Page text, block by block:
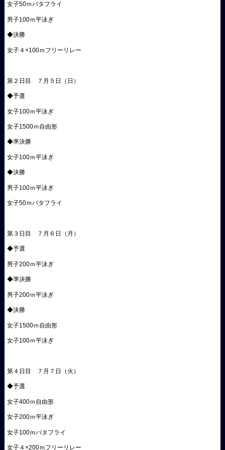
女子50ｍバタフライ
男子100ｍ平泳ぎ
◆決勝
女子４×100ｍフリーリレー
第２日目 ７月５日（日）
◆予選
女子100ｍ平泳ぎ
女子1500ｍ自由形
◆準決勝
女子100ｍ平泳ぎ
◆決勝
男子100ｍ平泳ぎ
女子50ｍバタフライ
第３日目 ７月６日（月）
◆予選
男子200ｍ平泳ぎ
◆準決勝
男子200ｍ平泳ぎ
◆決勝
女子1500ｍ自由形
女子100ｍ平泳ぎ
第４日目 ７月７日（火）
◆予選
女子400ｍ自由形
女子200ｍ平泳ぎ
女子100ｍバタフライ
女子４×200ｍフリーリレー